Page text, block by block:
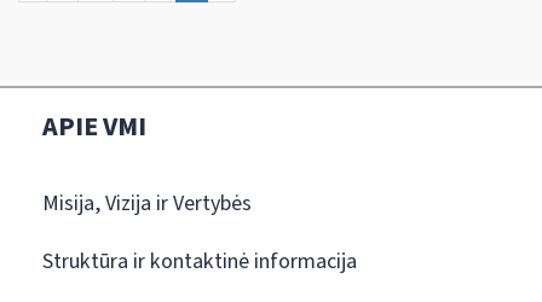
APIE VMI
Misija, Vizija ir Vertybės
Struktūra ir kontaktinė informacija